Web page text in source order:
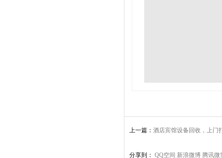
上一篇： 酒店宾馆设备回收，上门
分享到： QQ空间 新浪微博 腾讯微